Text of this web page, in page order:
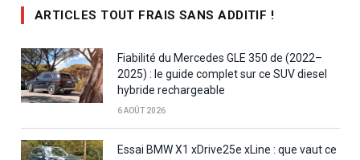
ARTICLES TOUT FRAIS SANS ADDITIF !
Fiabilité du Mercedes GLE 350 de (2022–
2025) : le guide complet sur ce SUV diesel
hybride rechargeable
6 AOÛT 2026
Essai BMW X1 xDrive25e xLine : que vaut ce